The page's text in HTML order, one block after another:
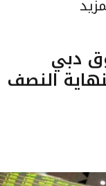
دبي
بنهاية النصف